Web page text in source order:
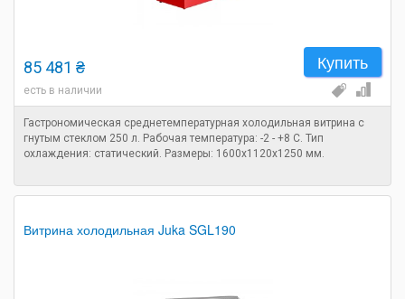
Купить
85 481 ₴
есть в наличии
Гастрономическая среднетемпературная холодильная витрина с
гнутым стеклом 250 л. Рабочая температура: -2 - +8 C. Тип
охлаждения: статический. Размеры: 1600х1120х1250 мм.
Витрина холодильная Juka SGL190